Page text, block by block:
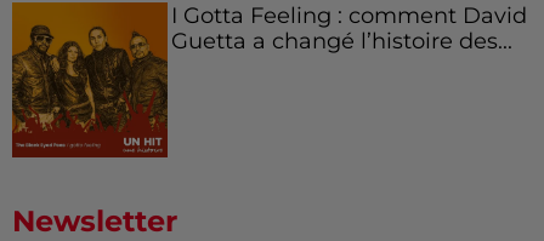
I Gotta Feeling : comment David
Guetta a changé l’histoire des...
Newsletter